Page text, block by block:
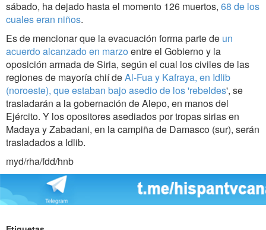
sábado, ha dejado hasta el momento 126 muertos, 68 de los
cuales eran niños.
Es de mencionar que la evacuación forma parte de un
acuerdo alcanzado en marzo entre el Gobierno y la
oposición armada de Siria, según el cual los civiles de las
regiones de mayoría chií deAl-Fua y Kafraya, en Idlib
(noroeste), que estaban bajo asedio de los 'rebeldes', se
trasladarán a la gobernación de Alepo, en manos del
Ejército. Y los opositores asediados por tropas sirias en
Madaya y Zabadani, en la campiña de Damasco (sur), serán
trasladados a Idlib.
myd/rha/fdd/hnb